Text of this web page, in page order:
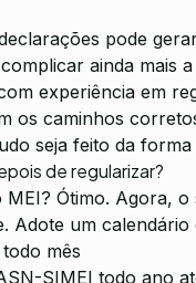
pode
ainda mais
experiência em
os caminhos
seja feito da forma
de regularizar?
MEI? Ótimo. Agora,
Adote um calendário
mês
SIMEI todo ano